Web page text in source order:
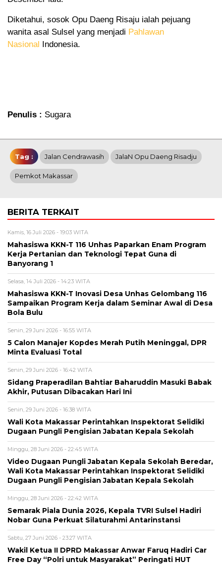
Diketahui, sosok Opu Daeng Risaju ialah pejuang
wanita asal Sulsel yang menjadi Pahlawan
Nasional Indonesia.
Penulis : Sugara
Tag : Jalan Cendrawasih JalaN Opu Daeng Risadju
Pemkot Makassar
BERITA TERKAIT
Kamis, 16 Juli 2026 - 19:03 WITA
Mahasiswa KKN-T 116 Unhas Paparkan Enam Program
Kerja Pertanian dan Teknologi Tepat Guna di
Banyorang 1
Selasa, 14 Juli 2026 - 14:23 WITA
Mahasiswa KKN-T Inovasi Desa Unhas Gelombang 116
Sampaikan Program Kerja dalam Seminar Awal di Desa
Bola Bulu
Senin, 29 Juni 2026 - 16:55 WITA
5 Calon Manajer Kopdes Merah Putih Meninggal, DPR
Minta Evaluasi Total
Senin, 29 Juni 2026 - 16:42 WITA
Sidang Praperadilan Bahtiar Baharuddin Masuki Babak
Akhir, Putusan Dibacakan Hari Ini
Senin, 29 Juni 2026 - 16:38 WITA
Wali Kota Makassar Perintahkan Inspektorat Selidiki
Dugaan Pungli Pengisian Jabatan Kepala Sekolah
Minggu, 28 Juni 2026 - 22:45 WITA
Video Dugaan Pungli Jabatan Kepala Sekolah Beredar,
Wali Kota Makassar Perintahkan Inspektorat Selidiki
Dugaan Pungli Pengisian Jabatan Kepala Sekolah
Minggu, 28 Juni 2026 - 22:42 WITA
Semarak Piala Dunia 2026, Kepala TVRI Sulsel Hadiri
Nobar Guna Perkuat Silaturahmi Antarinstansi
Sabtu, 27 Juni 2026 - 23:27 WITA
Wakil Ketua II DPRD Makassar Anwar Faruq Hadiri Car
Free Day “Polri untuk Masyarakat” Peringati HUT